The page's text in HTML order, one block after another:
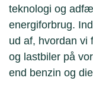
teknologi og
energiforbrug.
ud af, hvordan vi
og lastbiler på
end benzin og